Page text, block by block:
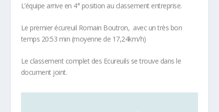
L’équipe arrive en 4° position au classement entreprise.
Le premier écureuil Romain Boutron, avec un très bon
temps 20:53 min (moyenne de 17,24km/h)
Le classement complet des Ecureuils se trouve dans le
document joint.